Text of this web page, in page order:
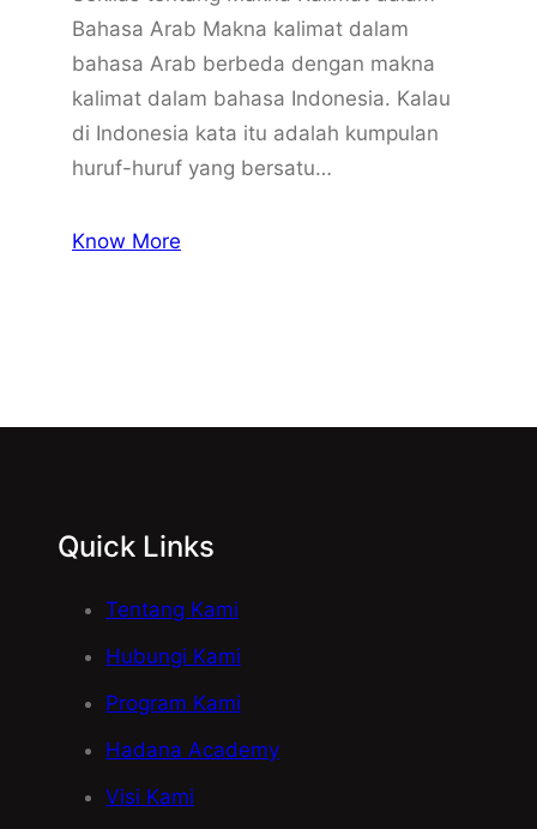
Bahasa Arab Makna kalimat dalam
bahasa Arab berbeda dengan makna
kalimat dalam bahasa Indonesia. Kalau
di Indonesia kata itu adalah kumpulan
huruf-huruf yang bersatu…
Know More
Quick Links
Tentang Kami
Hubungi Kami
Program Kami
Hadana Academy
Visi Kami